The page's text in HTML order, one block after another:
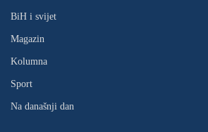
BiH i svijet
Magazin
Kolumna
Sport
Na današnji dan